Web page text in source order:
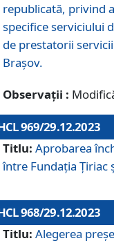
republicată, privind
specifice serviciului
de prestatorii
Brașov.
Observații :
969/29.12.2023
Titlu: Aprobarea
între Fundația Țiriac
968/29.12.2023
Titlu: Alegerea